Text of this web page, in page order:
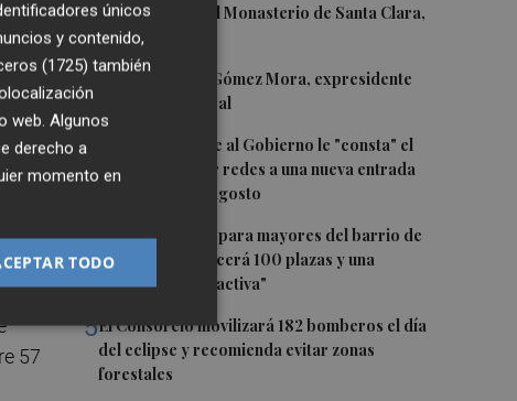
de aluminio en el Monasterio de Santa Clara,
declarado BRL
2 Fallece Andrés Gómez Mora, expresidente
de Eurocaja Rural
3
Ceuta señala que al Gobierno le "consta" el
llamamiento por redes a una nueva entrada
masiva el 15 de agosto
4El futuro centro para mayores del barrio de
Sant Antoni ofrecerá 100 plazas y una
"programación activa"
5El Consorcio movilizará 182 bomberos el día
del eclipse y recomienda evitar zonas
forestales
la
57
únicos
y contenido,
(1725) también
web. Algunos
derecho a
momento en
TODO